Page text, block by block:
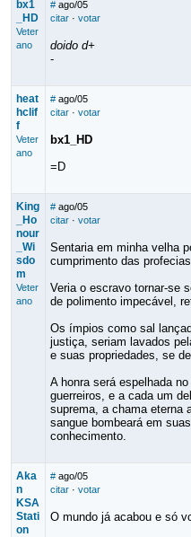
bx1
_HD
Veter
ano
# ago/05
citar· votar
doido d+
-
heat
hclif
f
Veter
ano
# ago/05
citar· votar
bx1_HD
=D
King
_Ho
nour
_Wi
sdo
m
Veter
ano
# ago/05
citar· votar
Sentaria em minha velha
cumprimento das
Veria o escravo tornar-se
de polimento impecável,
Os ímpios como sal
justiça, seriam lavados
e suas propriedades, se
A honra será espelhada
guerreiros, e a cada um
suprema, a chama eterna
sangue bombeará em
conhecimento.
Aka
n
KSA
Stati
on
# ago/05
citar· votar
O mundo já acabou e só